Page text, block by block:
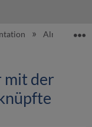
Alma Online
mit der